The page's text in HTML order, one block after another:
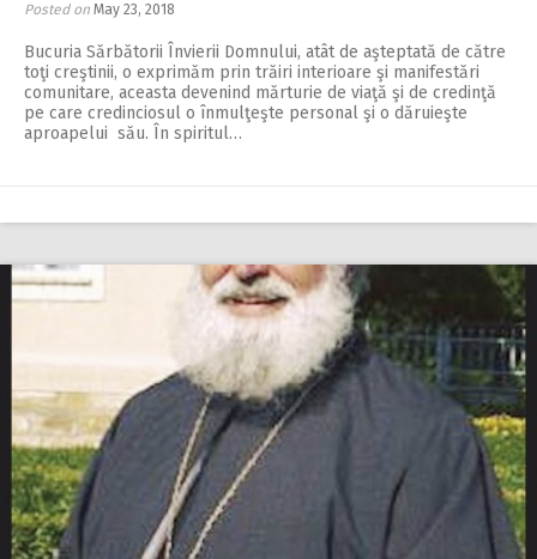
Posted on May 23, 2018
Bucuria Sărbătorii Învierii Domnului, atât de aşteptată de către
toţi creştinii, o exprimăm prin trăiri interioare şi manifestări
comunitare, aceasta devenind mărturie de viaţă şi de credinţă
pe care credinciosul o înmulţeşte personal şi o dăruieşte
aproapelui său. În spiritul…